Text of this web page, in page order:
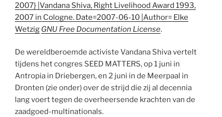
2007} |Vandana Shiva, Right Livelihood Award 1993,
2007 in Cologne. Date=2007-06-10 |Author= Elke
Wetzig GNU Free Documentation License.
De wereldberoemde activiste Vandana Shiva vertelt
tijdens het congres SEED MATTERS, op 1 juni in
Antropia in Driebergen, en 2 juni in de Meerpaal in
Dronten (zie onder) over de strijd die zij al decennia
lang voert tegen de overheersende krachten van de
zaadgoed-multinationals.